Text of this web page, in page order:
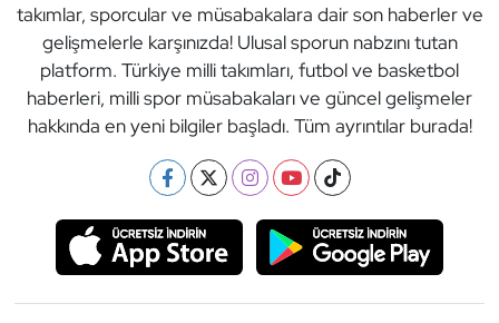
takımlar, sporcular ve müsabakalara dair son haberler ve
gelişmelerle karşınızda! Ulusal sporun nabzını tutan
platform. Türkiye milli takımları, futbol ve basketbol
haberleri, milli spor müsabakaları ve güncel gelişmeler
hakkında en yeni bilgiler başladı. Tüm ayrıntılar burada!